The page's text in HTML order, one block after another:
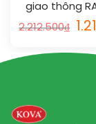
giao thông
LINE
2.212.500₫
Giá
gốc